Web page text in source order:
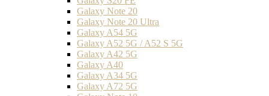
Galaxy Note 20
Galaxy Note 20 Ultra
Galaxy A54 5G
Galaxy A52 5G / A52 S 5G
Galaxy A42 5G
Galaxy A40
Galaxy A34 5G
Galaxy A72 5G